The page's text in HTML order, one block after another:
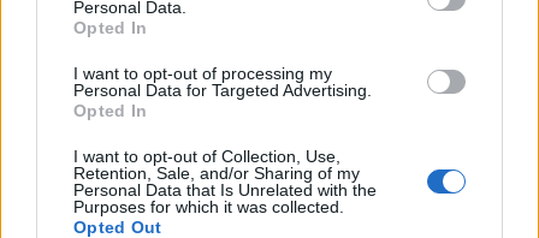
Personal Data.
Opted In
I want to opt-out of processing my
Personal Data for Targeted Advertising.
Opted In
I want to opt-out of Collection, Use,
Retention, Sale, and/or Sharing of my
Personal Data that Is Unrelated with the
Purposes for which it was collected.
Opted Out
Τρομερή στιγμή αλληλεγγύης: Λουόμενοι στήνουν
ανθρώπινη αλυσίδα για να βρουν 2χρονο που
χάθηκε
06.08.2026